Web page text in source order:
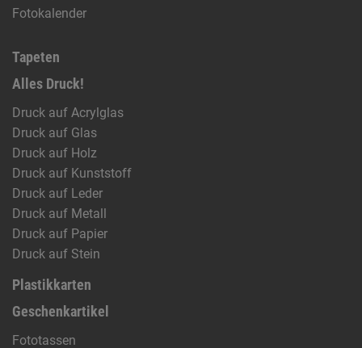
Fotokalender
Tapeten
Alles Druck!
Druck auf Acrylglas
Druck auf Glas
Druck auf Holz
Druck auf Kunststoff
Druck auf Leder
Druck auf Metall
Druck auf Papier
Druck auf Stein
Plastikkarten
Geschenkartikel
Fototassen